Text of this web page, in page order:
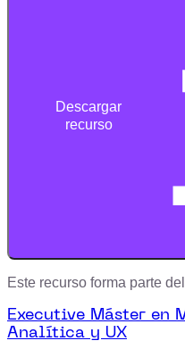
Descargar
recurso
Este recurso forma parte
Executive Máster en
Analítica y UX